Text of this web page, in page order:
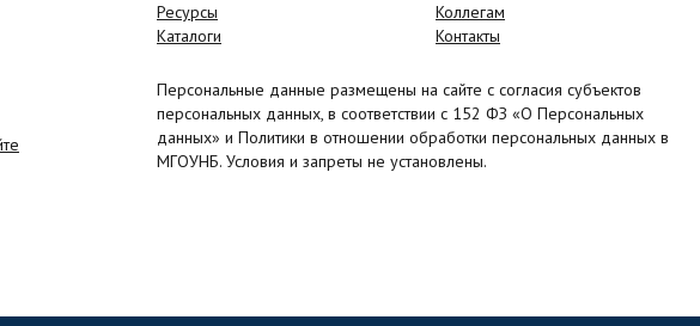
Ресурсы
Каталоги
Коллегам
Контакты
Персональные данные размещены на сайте с согласия субъектов
персональных данных, в соответствии с 152 ФЗ «О Персональных
данных» и Политики в отношении обработки персональных данных в
МГОУНБ. Условия и запреты не установлены.